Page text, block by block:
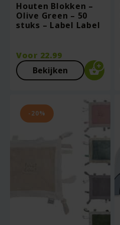
Houten Blokken –
Olive Green – 50
stuks – Label Label
Voor 22.99
Bekijken
-20%